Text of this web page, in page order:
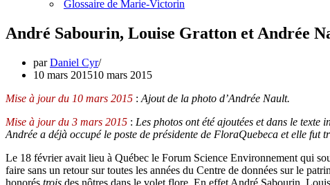
Glossaire de Marie-Victorin
André Sabourin, Louise Gratton et Andrée
parDaniel Cyr
10 mars 201510 mars 2015
Mise à jour du 10 mars 2015 : Ajout de la photo d’Andrée Nault.
Mise à jour du 3 mars 2015 : Les photos ont été ajoutées et dans le
Andrée a déjà occupé le poste de présidente de FloraQuebeca et elle
Le 18 février avait lieu à Québec le Forum Science Environnement qui
faire sans un retour sur toutes les années du Centre de données sur le
honorés trois des nôtres dans le volet flore. En effet André Sabourin,